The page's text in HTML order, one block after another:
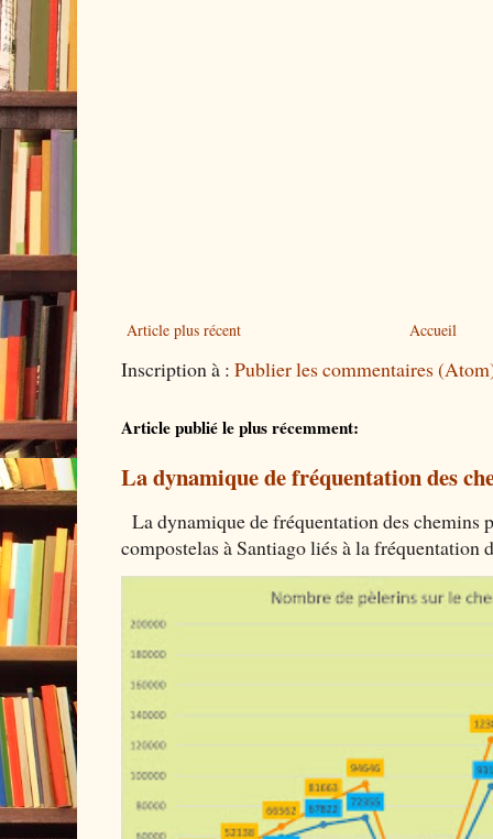
Article plus récent Accueil
Inscription à : Publier les commentaires
Article publié le plus récemment:
La dynamique de fréquentation des
La dynamique de fréquentation des chemins
compostelas à Santiago liés à la fréquentation